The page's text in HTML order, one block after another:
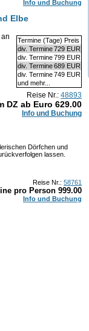
Info und Buchung
Elbe
Termine (Tage) Preis
div. Termine729 EUR
div. Termine799 EUR
div. Termine689 EUR
div. Termine749 EUR
und mehr...
Reise Nr.: 48893
DZ ab Euro 629.00
Info und Buchung
Dörfchen und
lassen.
Reise Nr.: 58761
pro Person 999.00
Info und Buchung